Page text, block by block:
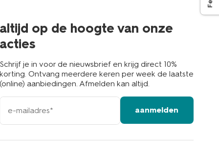
altijd op de hoogte van onze
acties
Schrijf je in voor de nieuwsbrief en krijg direct 10%
korting. Ontvang meerdere keren per week de laatste
(online) aanbiedingen. Afmelden kan altijd.
e-
mailadres
aanmelden